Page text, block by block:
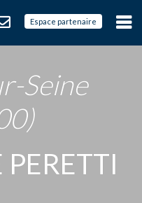
Espace partenaire
Seine
PERETTI